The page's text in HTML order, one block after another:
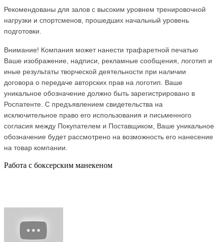
Рекомендованы для залов с высоким уровнем тренировочной
нагрузки и спортсменов, прошедших начальный уровень
подготовки.
Внимание! Компания может нанести трафаретной печатью
Ваше изображение, надписи, рекламные сообщения, логотип и
иные результаты творческой деятельности при наличии
договора о передаче авторских прав на логотип. Ваше
уникальное обозначение должно быть зарегистрировано в
Роспатенте. С предъявлением свидетельства на
исключительное право его использования и письменного
согласия между Покупателем и Поставщиком, Ваше уникальное
обозначение будет рассмотрено на возможность его нанесение
на товар компании.
Работа с боксерским манекеном